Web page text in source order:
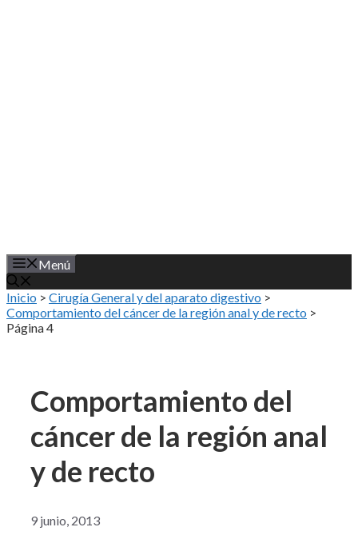
Menú
Inicio > Cirugía General y del aparato digestivo >
Comportamiento del cáncer de la región anal y de recto >
Página 4
Comportamiento del
cáncer de la región anal
y de recto
9 junio, 2013